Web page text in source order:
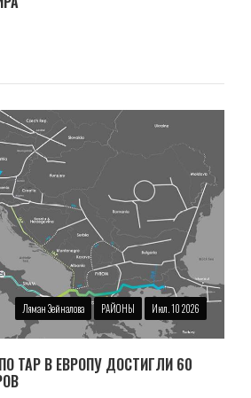
Ляман Зейналова РАЙОНЫ Июл. 10 2026
TAP В ЕВРОПУ ДОСТИГЛИ 60